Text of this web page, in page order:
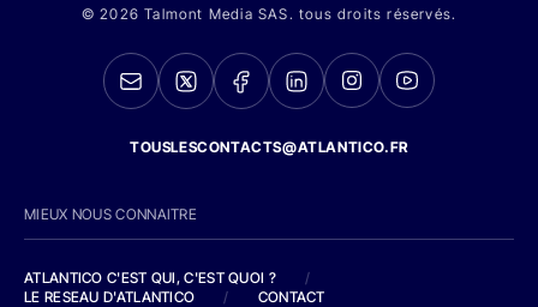
© 2026 Talmont Media SAS. tous droits réservés.
TOUSLESCONTACTS@ATLANTICO.FR
MIEUX NOUS CONNAITRE
ATLANTICO C'EST QUI, C'EST QUOI ?
/
LE RESEAU D'ATLANTICO
/ CONTACT